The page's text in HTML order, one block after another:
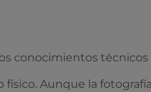
conocimientos
Aunque la